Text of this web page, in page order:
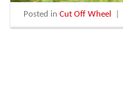
Posted inCut Off Wheel